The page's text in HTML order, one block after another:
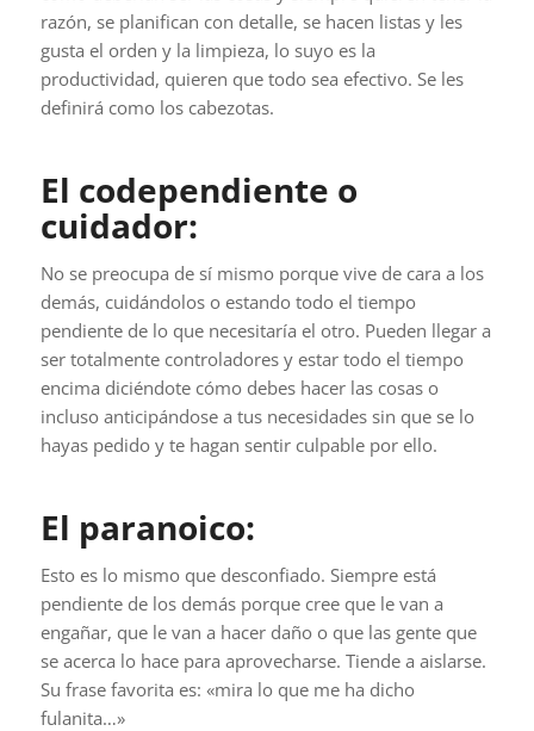
razón, se planifican con detalle, se hacen listas y les
gusta el orden y la limpieza, lo suyo es la
productividad, quieren que todo sea efectivo. Se les
definirá como los cabezotas.
El codependiente o
cuidador:
No se preocupa de sí mismo porque vive de cara a los
demás, cuidándolos o estando todo el tiempo
pendiente de lo que necesitaría el otro. Pueden llegar a
ser totalmente controladores y estar todo el tiempo
encima diciéndote cómo debes hacer las cosas o
incluso anticipándose a tus necesidades sin que se lo
hayas pedido y te hagan sentir culpable por ello.
El paranoico:
Esto es lo mismo que desconfiado. Siempre está
pendiente de los demás porque cree que le van a
engañar, que le van a hacer daño o que las gente que
se acerca lo hace para aprovecharse. Tiende a aislarse.
Su frase favorita es: «mira lo que me ha dicho
fulanita…»